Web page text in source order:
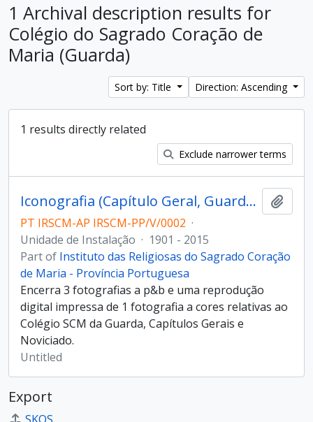
1 Archival description results for
Colégio do Sagrado Coração de
Maria (Guarda)
Sort by: Title Direction: Ascending
1 results directly related
Exclude narrower terms
Iconografia (Capítulo Geral, Guarda, Noviciado)
PT IRSCM-AP IRSCM-PP/V/0002 ·
Unidade de Instalação · 1901 - 2015
Part of Instituto das Religiosas do Sagrado Coração
de Maria - Província Portuguesa
Encerra 3 fotografias a p&b e uma reprodução
digital impressa de 1 fotografia a cores relativas ao
Colégio SCM da Guarda, Capítulos Gerais e
Noviciado.
Untitled
Export